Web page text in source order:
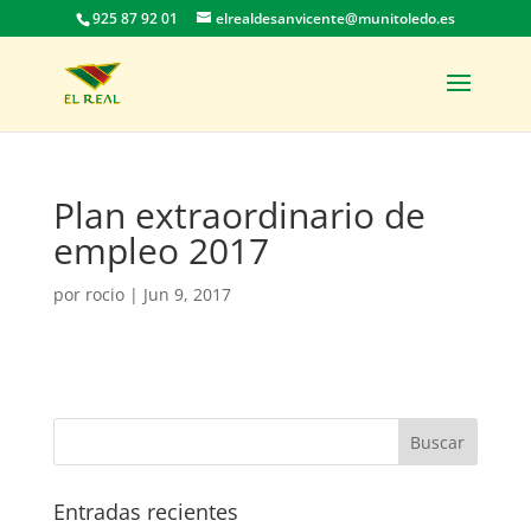
925 87 92 01 elrealdesanvicente@munitoledo.es
Plan extraordinario de
empleo 2017
por rocio| Jun 9, 2017
Entradas recientes